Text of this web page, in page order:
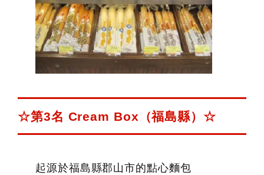
☆第3名 Cream Box（福島縣）☆
起源於福島縣郡山市的點心麵包